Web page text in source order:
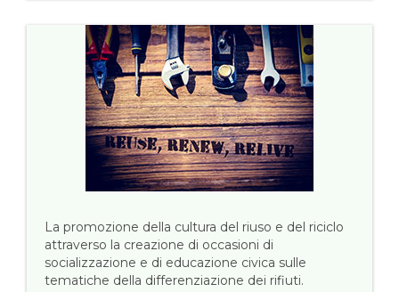
La promozione della cultura del riuso e del riciclo
attraverso la creazione di occasioni di
socializzazione e di educazione civica sulle
tematiche della differenziazione dei rifiuti.